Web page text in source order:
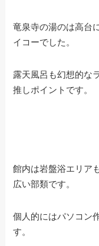
竜泉寺の湯のは高台
イコーでした。
露天風呂も幻想的な
推しポイントです。
館内は岩盤浴エリア
広い部類です。
個人的にはパソコン
す。